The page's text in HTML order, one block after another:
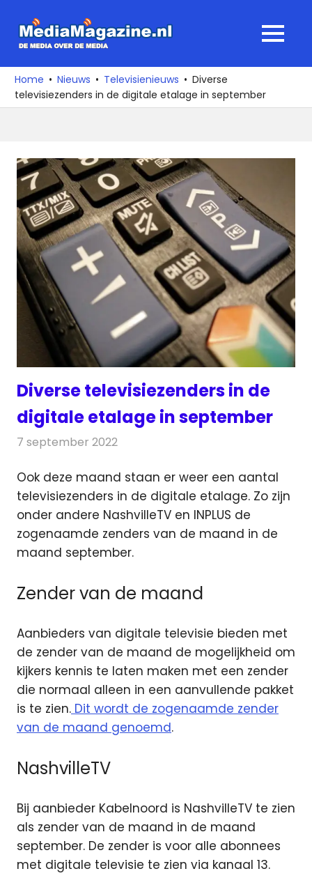
naar
media
over
de
MENU
Home Nieuws Televisienieuws
Diverse
televisiezenders in de digitale etalage in september
Diverse televisiezenders in de
digitale etalage in september
7 september 2022
Ook deze maand staan er weer een aantal
televisiezenders in de digitale etalage. Zo zijn
onder andere NashvilleTV en INPLUS de
zogenaamde zenders van de maand in de
maand september.
Zender van de maand
Aanbieders van digitale televisie bieden met
de zender van de maand de mogelijkheid om
kijkers kennis te laten maken met een zender
die normaal alleen in een aanvullende pakket
is te zien. Dit wordt de zogenaamde zender
van de maand genoemd.
NashvilleTV
Bij aanbieder Kabelnoord is NashvilleTV te zien
als zender van de maand in de maand
september. De zender is voor alle abonnees
met digitale televisie te zien via kanaal 13.